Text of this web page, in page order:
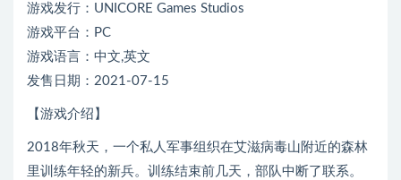
游戏发行：UNICORE Games Studios
游戏平台：PC
游戏语言：中文,英文
发售日期：2021-07-15
【游戏介绍】
2018年秋天，一个私人军事组织在艾滋病毒山附近的森林
里训练年轻的新兵。训练结束前几天，部队中断了联系。